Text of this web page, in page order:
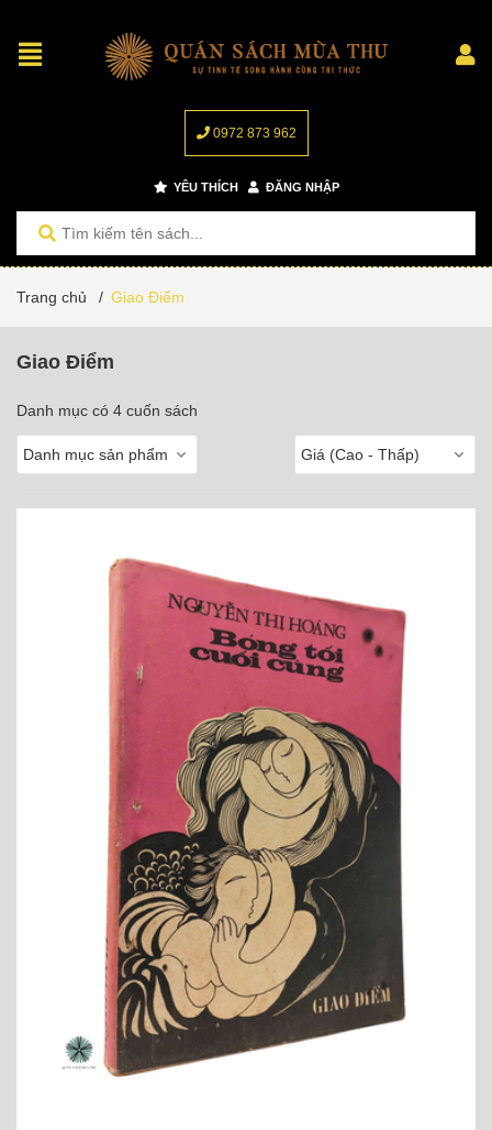
0972 873 962
YÊU THÍCH ĐĂNG NHẬP
Trang chủ / Giao Điểm
Giao Điểm
Danh mục có 4 cuốn sách
Danh mục sản phẩm Giá (Cao - Thấp)